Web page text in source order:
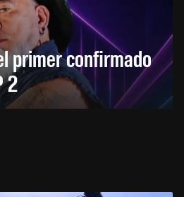
primer confirmado
2